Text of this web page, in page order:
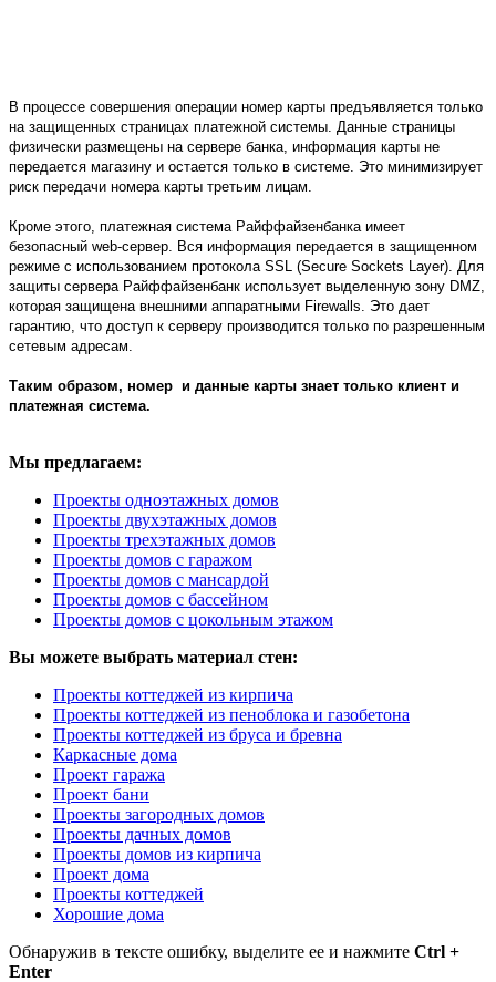
В процессе совершения операции номер карты предъявляется только
на защищенных страницах платежной системы. Данные страницы
физически размещены на сервере банка, информация карты не
передается магазину и остается только в системе. Это минимизирует
риск передачи номера карты третьим лицам.
Кроме этого, платежная система Райффайзенбанка имеет
безопасный web-сервер. Вся информация передается в защищенном
режиме с использованием протокола SSL (Secure Sockets Layer). Для
защиты сервера Райффайзенбанк использует выделенную зону DMZ,
которая защищена внешними аппаратными Firewalls. Это дает
гарантию, что доступ к серверу производится только по разрешенным
сетевым адресам.
Таким образом, номер и данные карты знает только клиент и
платежная система.
Мы предлагаем:
Проекты одноэтажных домов
Проекты двухэтажных домов
Проекты трехэтажных домов
Проекты домов с гаражом
Проекты домов с мансардой
Проекты домов с бассейном
Проекты домов с цокольным этажом
Вы можете выбрать материал стен:
Проекты коттеджей из кирпича
Проекты коттеджей из пеноблока и газобетона
Проекты коттеджей из бруса и бревна
Каркасные дома
Проект гаража
Проект бани
Проекты загородных домов
Проекты дачных домов
Проекты домов из кирпича
Проект дома
Проекты коттеджей
Хорошие дома
Обнаружив в тексте ошибку, выделите ее и нажмите Ctrl +
Enter